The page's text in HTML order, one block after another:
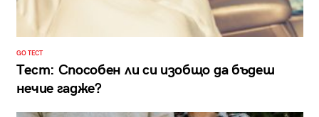
GO ТЕСТ
Тест: Способен ли си изобщо да бъдеш
нечие гадже?